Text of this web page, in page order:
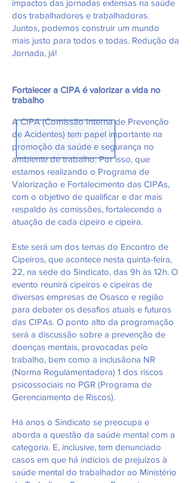
Fortalecer a CIPA é valorizar a vida no
trabalho
A CIPA (Comissão Interna de Prevenção
de Acidentes) tem papel importante na
promoção da saúde e segurança no
ambiente de trabalho. Por isso, que
estamos realizando o Programa de
Valorização e Fortalecimento das CIPAs,
com o objetivo de qualificar e dar mais
respaldo às comissões, fortalecendo a
atuação de cada cipeiro e cipeira.
Este será um dos temas do Encontro de
Cipeiros, que acontece nesta quinta-feira,
22, na sede do Sindicato, das 9h às 12h. O
evento reunirá cipeiros e cipeiras de
diversas empresas de Osasco e região
para debater os desafios atuais e futuros
das CIPAs. O ponto alto da programação
será a discussão sobre a prevenção de
doenças mentais, provocadas pelo
trabalho, bem como a inclusãona NR
(Norma Regulamentadora) 1 dos riscos
psicossociais no PGR (Programa de
Gerenciamento de Riscos).
Há anos o Sindicato se preocupa e
aborda a questão da saúde mental com a
categoria. E, inclusive, tem denunciado
casos em que há indícios de prejuízos à
saúde mental do trabalhador ao Ministério
impactos das jornadas extensas na saúde
dos trabalhadores e trabalhadoras.
Juntos, podemos construir um mundo
mais justo para todos e todas. Redução da
Jornada, já!